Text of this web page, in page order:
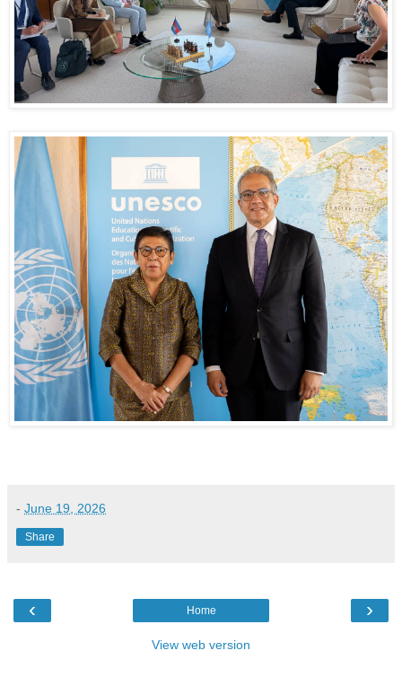
- June 19, 2026
Share
‹ ›
Home
View web version